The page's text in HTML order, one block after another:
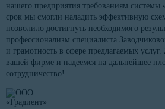
нашего предприятия требованиям системы
срок мы смогли наладить эффективную
позволило достигнуть необходимого
профессионализм специалиста
и грамотность в сфере предлагаемых
вашей фирме и надеемся на дальнейшее
сотрудничество!